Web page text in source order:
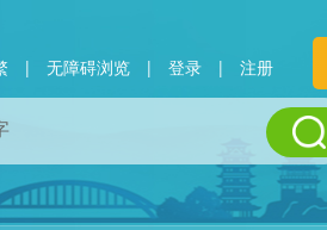
| 无障碍浏览 | 登录 | 注册